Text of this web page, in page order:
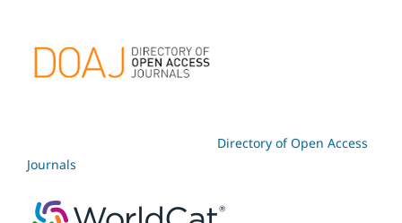
Directory of Open Access
Journals